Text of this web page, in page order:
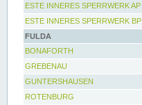
ESTE INNERES SPERRWERK AP
ESTE INNERES SPERRWERK BP
FULDA
BONAFORTH
GREBENAU
GUNTERSHAUSEN
ROTENBURG